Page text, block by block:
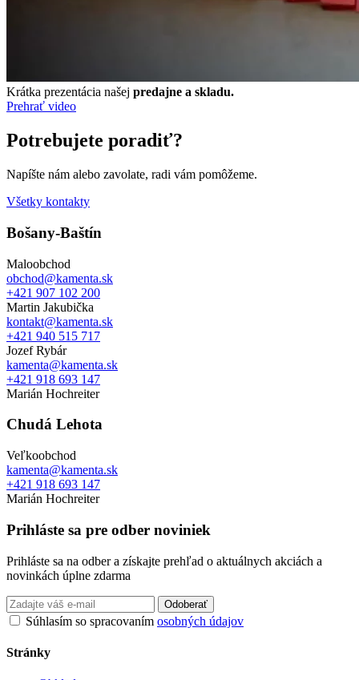
Krátka prezentácia našej predajne a skladu.
Prehrať video
Potrebujete poradiť?
Napíšte nám alebo zavolate, radi vám pomôžeme.
Všetky kontakty
Bošany-Baštín
Maloobchod
obchod@kamenta.sk
+421 907 102 200
Martin Jakubička
kontakt@kamenta.sk
+421 940 515 717
Jozef Rybár
kamenta@kamenta.sk
+421 918 693 147
Marián Hochreiter
Chudá Lehota
Veľkoobchod
kamenta@kamenta.sk
+421 918 693 147
Marián Hochreiter
Prihláste sa pre odber noviniek
Prihláste sa na odber a získajte prehľad o aktuálnych akciách a
novinkách úplne zdarma
Odoberať
Súhlasím so spracovaním osobných údajov
Stránky